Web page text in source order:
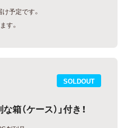
予定です。
す。
SOLDOUT
箱（ケース）」付き！